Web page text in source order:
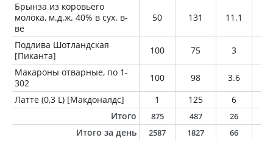
Брынза из коровьего
молока, м.д.ж. 40% в сух. в-
ве
50 131 11.1
Подлива Шотландская
[Пиканта]
100 75 3
Макароны отварные, по 1-
302
100 98 3.6
Латте (0,3 L) [Макдоналдс]
1 125 6
Итого
875 487 26
Итого за день 2587 1827 66